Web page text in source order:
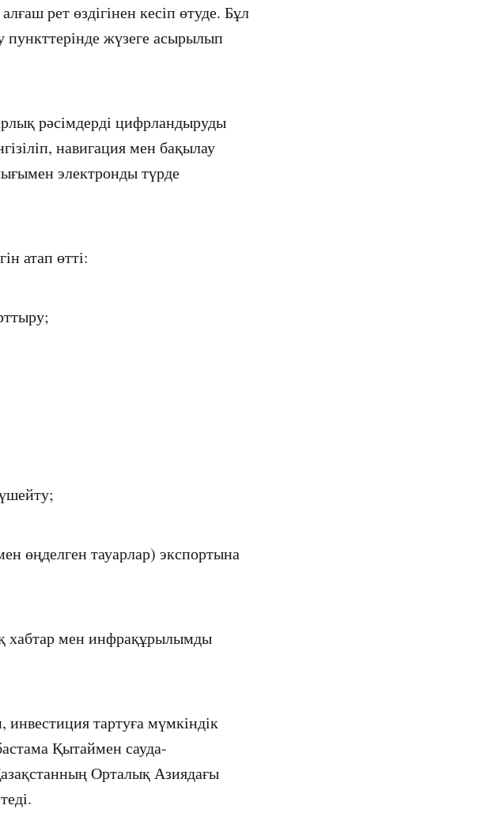
рет өздігінен кесіп өтуде. Бұл
жүзеге асырылып
рәсімдерді цифрландыруды
навигация мен бақылау
электронды түрде
атап өтті:
өңделген тауарлар) экспортына
хабтар мен инфрақұрылымды
тартуға мүмкіндік
Қытаймен сауда-
Орталық Азиядағы